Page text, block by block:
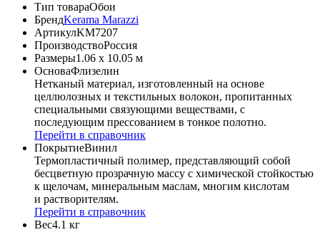
Тип товараОбои
БрендKerama Marazzi
АртикулKM7207
ПроизводствоРоссия
Размеры1.06 x 10.05 м
ОсноваФлизелин
Нетканый материал, изготовленный на основе
целлюлозных и текстильных волокон, пропитанных
специальными связующими веществами, с
последующим прессованием в тонкое полотно.
Перейти в справочник
ПокрытиеВинил
Термопластичный полимер, представляющий собой
бесцветную прозрачную массу с химической стойкостью
к щелочам, минеральным маслам, многим кислотам
и растворителям.
Перейти в справочник
Вес4.1 кг